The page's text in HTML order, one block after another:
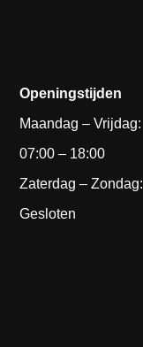
Openingstijden
Maandag – Vrijdag:
07:00 – 18:00
Zaterdag – Zondag:
Gesloten